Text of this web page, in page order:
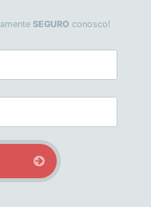
SEGURO conosco!